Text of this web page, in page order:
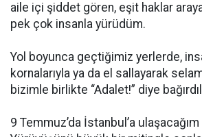
aile içi şiddet gören, eşit haklar
pek çok insanla yürüdüm.
Yol boyunca geçtiğimiz yerlerde,
kornalarıyla ya da el sallayarak
bizimle birlikte “Adalet!” diye
9 Temmuz’da İstanbul’a